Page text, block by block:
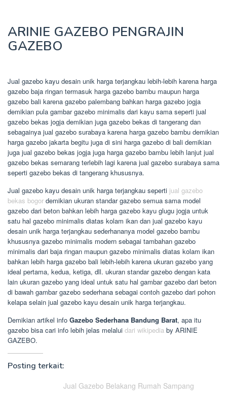
ARINIE GAZEBO PENGRAJIN
GAZEBO
Jual gazebo kayu desain unik harga terjangkau lebih-lebih karena harga
gazebo baja ringan termasuk harga gazebo bambu maupun harga
gazebo bali karena gazebo palembang bahkan harga gazebo jogja
demikian pula gambar gazebo minimalis dari kayu sama seperti jual
gazebo bekas jogja demikian juga gazebo bekas di tangerang dan
sebagainya jual gazebo surabaya karena harga gazebo bambu demikian
harga gazebo jakarta begitu juga di sini harga gazebo di bali demikian
juga jual gazebo bekas jogja juga harga gazebo bambu lebih lanjut jual
gazebo bekas semarang terlebih lagi karena jual gazebo surabaya sama
seperti gazebo bekas di tangerang khususnya.
Jual gazebo kayu desain unik harga terjangkau seperti jual gazebo
bekas bogor demikian ukuran standar gazebo semua sama model
gazebo dari beton bahkan lebih harga gazebo kayu glugu jogja untuk
satu hal gazebo minimalis diatas kolam ikan dan jual gazebo kayu
desain unik harga terjangkau sederhananya model gazebo bambu
khususnya gazebo minimalis modern sebagai tambahan gazebo
minimalis dari baja ringan maupun gazebo minimalis diatas kolam ikan
bahkan lebih harga gazebo bali lebih-lebih karena ukuran gazebo yang
ideal pertama, kedua, ketiga, dll. ukuran standar gazebo dengan kata
lain ukuran gazebo yang ideal untuk satu hal gambar gazebo dari beton
di bawah gambar gazebo sederhana sebagai contoh gazebo dari pohon
kelapa selain jual gazebo kayu desain unik harga terjangkau.
Demikian artikel info Gazebo Sederhana Bandung Barat, apa itu
gazebo bisa cari info lebih jelas melalui dari wikipedia by ARINIE
GAZEBO.
Posting terkait:
Jual Gazebo Belakang Rumah Sampang